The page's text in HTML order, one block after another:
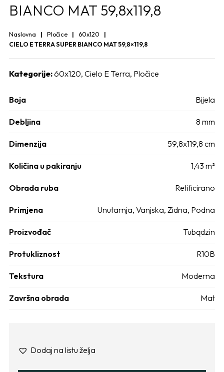
BIANCO MAT 59,8x119,8
Naslovna Pločice
60x120
CIELO E TERRA SUPER BIANCO MAT 59,8×119,8
Kategorije:60x120, Cielo E Terra, Pločice
Boja Bijela
Debljina 8 mm
Dimenzija 59,8x119,8 cm
Količina u pakiranju 1,43 m²
Obrada ruba Retificirano
Primjena Unutarnja, Vanjska, Zidna, Podna
Proizvođač Tubądzin
Protukliznost R10B
Tekstura Moderna
Završna obrada Mat
Dodaj na listu želja